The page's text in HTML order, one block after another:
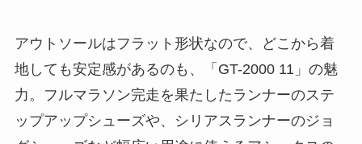
アウトソールはフラット形状なので、どこから着
地しても安定感があるのも、「GT-2000 11」の魅
力。フルマラソン完走を果たしたランナーのステ
ップアップシューズや、シリアスランナーのジョ